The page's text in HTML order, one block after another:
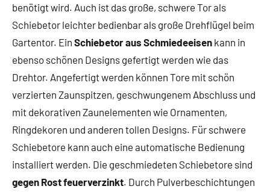
benötigt wird. Auch ist das große, schwere Tor als
Schiebetor leichter bedienbar als große Drehflügel beim
Gartentor. Ein Schiebetor aus Schmiedeeisen kann in
ebenso schönen Designs gefertigt werden wie das
Drehtor. Angefertigt werden können Tore mit schön
verzierten Zaunspitzen, geschwungenem Abschluss und
mit dekorativen Zaunelementen wie Ornamenten,
Ringdekoren und anderen tollen Designs. Für schwere
Schiebetore kann auch eine automatische Bedienung
installiert werden. Die geschmiedeten Schiebetore sind
gegen Rost feuerverzinkt. Durch Pulverbeschichtungen